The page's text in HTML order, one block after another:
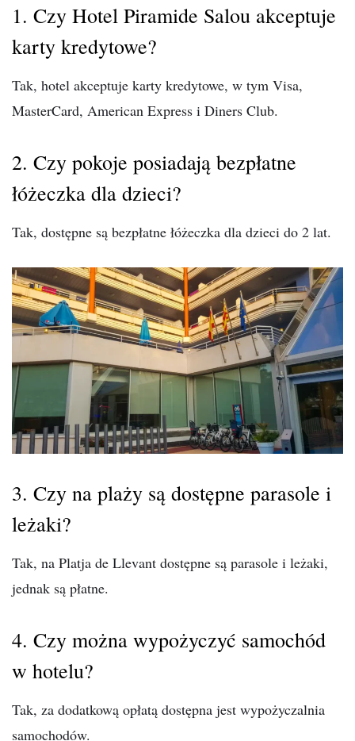
1. Czy Hotel Piramide Salou akceptuje
karty kredytowe?
Tak, hotel akceptuje karty kredytowe, w tym Visa,
MasterCard, American Express i Diners Club.
2. Czy pokoje posiadają bezpłatne
łóżeczka dla dzieci?
Tak, dostępne są bezpłatne łóżeczka dla dzieci do 2 lat.
3. Czy na plaży są dostępne parasole i
leżaki?
Tak, na Platja de Llevant dostępne są parasole i leżaki,
jednak są płatne.
4. Czy można wypożyczyć samochód
w hotelu?
Tak, za dodatkową opłatą dostępna jest wypożyczalnia
samochodów.